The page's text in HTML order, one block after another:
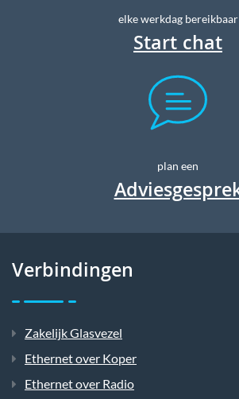
elke werkdag bereikbaar
Start chat
plan een
Verbindingen
Zakelijk Glasvezel
Ethernet over Koper
Ethernet over Radio